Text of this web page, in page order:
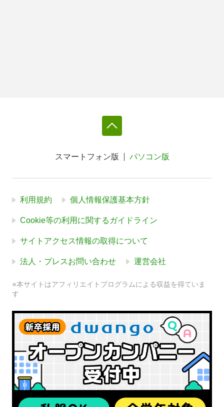
スマートフォン版 パソコン版
利用規約 個人情報保護基本方針
Cookie等の利用に関するガイドライン
サイトアクセス情報の取得について
法人・プレスお問い合わせ 運営会社
※本サイトはアフィリエイトプログラムによる収益を得ていま
す